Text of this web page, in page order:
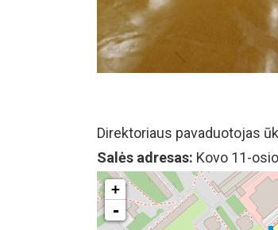
Direktoriaus pavaduotojas
Salės adresas: Kovo 11-
+
-